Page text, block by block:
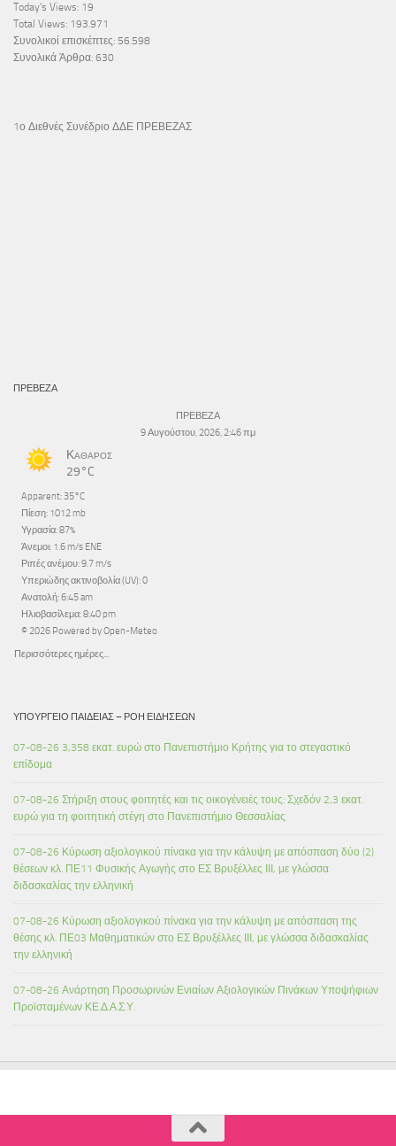
Today's Views: 19
Total Views: 193.971
Συνολικοί επισκέπτες: 56.598
Συνολικά Άρθρα: 630
1ο Διεθνές Συνέδριο ΔΔΕ ΠΡΕΒΕΖΑΣ
ΠΡΕΒΕΖΑ
ΠΡΕΒΕΖΑ
9 Αυγούστου, 2026, 2:46 πμ
Καθαρός
29°C
Apparent: 35°C
Πίεση: 1012 mb
Υγρασία: 87%
Άνεμοι: 1.6 m/s ENE
Ριπές ανέμου: 9.7 m/s
Υπεριώδης ακτινοβολία (UV): 0
Ανατολή: 6:45 am
Ηλιοβασίλεμα: 8:40 pm
© 2026 Powered by Open-Meteo
Περισσότερες ημέρες...
ΥΠΟΥΡΓΕΊΟ ΠΑΙΔΕΊΑΣ – ΡΟΉ ΕΙΔΉΣΕΩΝ
07-08-26 3,358 εκατ. ευρώ στο Πανεπιστήμιο Κρήτης για το στεγαστικό
επίδομα
07-08-26 Στήριξη στους φοιτητές και τις οικογένειές τους: Σχεδόν 2,3 εκατ.
ευρώ για τη φοιτητική στέγη στο Πανεπιστήμιο Θεσσαλίας
07-08-26 Κύρωση αξιολογικού πίνακα για την κάλυψη με απόσπαση δύο (2)
θέσεων κλ. ΠΕ11 Φυσικής Αγωγής στο ΕΣ Βρυξέλλες ΙΙΙ, με γλώσσα
διδασκαλίας την ελληνική
07-08-26 Κύρωση αξιολογικού πίνακα για την κάλυψη με απόσπαση της
θέσης κλ. ΠΕ03 Μαθηματικών στο ΕΣ Βρυξέλλες ΙΙΙ, με γλώσσα διδασκαλίας
την ελληνική
07-08-26 Ανάρτηση Προσωρινών Ενιαίων Αξιολογικών Πινάκων Υποψήφιων
Προϊσταμένων ΚΕ.Δ.Α.Σ.Υ.